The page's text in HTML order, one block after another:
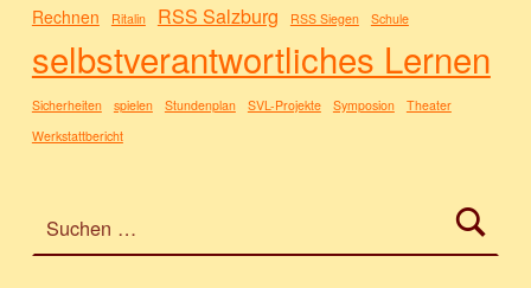
Rechnen Ritalin RSS Salzburg RSS Siegen Schule
selbstverantwortliches Lernen
Sicherheiten spielen Stundenplan SVL-Projekte Symposion
Theater
Werkstattbericht